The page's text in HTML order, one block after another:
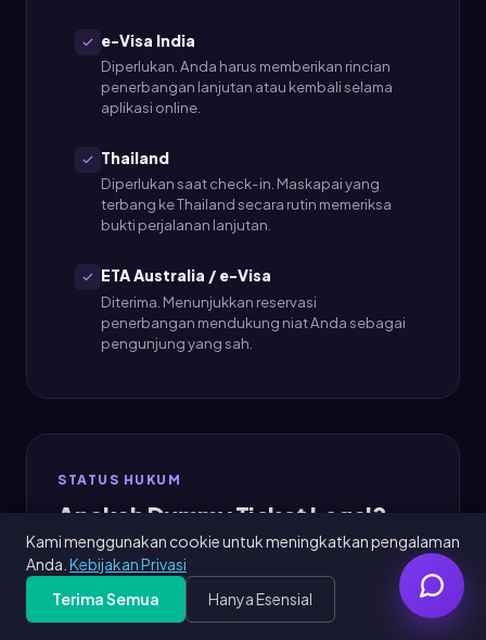
e-Visa India
Diperlukan. Anda harus memberikan rincian
penerbangan lanjutan atau kembali selama
aplikasi online.
Thailand
Diperlukan saat check-in. Maskapai yang
terbang ke Thailand secara rutin memeriksa
bukti perjalanan lanjutan.
ETA Australia / e-Visa
Diterima. Menunjukkan reservasi
penerbangan mendukung niat Anda sebagai
pengunjung yang sah.
STATUS HUKUM
Apakah Dummy Ticket Legal?
Ya — tiket sementara adalah legal ketika
digunakan untuk tujuan yang dimaksudkan.
Kedutaan dan konsulat di seluruh dunia secara
Buat Dummy Ticket Gratis Gratis
Kami menggunakan cookie untuk meningkatkan pengalaman
Anda. Kebijakan Privasi
Terima Semua
Hanya Esensial
Get Free PDF — 30 seconds Generate Free